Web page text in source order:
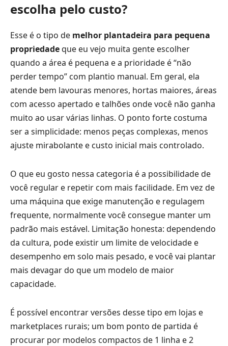
escolha pelo custo?
Esse é o tipo de melhor plantadeira para pequena
propriedadeque eu vejo muita gente escolher
quando a área é pequena e a prioridade é “não
perder tempo” com plantio manual. Em geral, ela
atende bem lavouras menores, hortas maiores, áreas
com acesso apertado e talhões onde você não ganha
muito ao usar várias linhas. O ponto forte costuma
ser a simplicidade: menos peças complexas, menos
ajuste mirabolante e custo inicial mais controlado.
O que eu gosto nessa categoria é a possibilidade de
você regular e repetir com mais facilidade. Em vez de
uma máquina que exige manutenção e regulagem
frequente, normalmente você consegue manter um
padrão mais estável. Limitação honesta: dependendo
da cultura, pode existir um limite de velocidade e
desempenho em solo mais pesado, e você vai plantar
mais devagar do que um modelo de maior
capacidade.
É possível encontrar versões desse tipo em lojas e
marketplaces rurais; um bom ponto de partida é
procurar por modelos compactos de 1 linha e 2